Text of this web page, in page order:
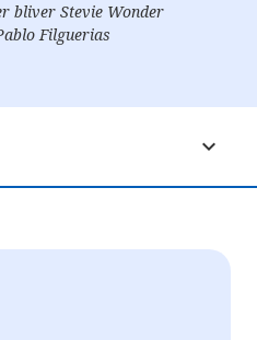
bliver Stevie Wonder
Filguerias